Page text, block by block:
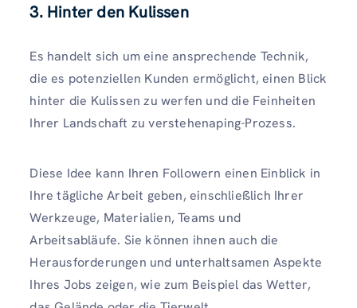
3. Hinter den Kulissen
Es handelt sich um eine ansprechende Technik,
die es potenziellen Kunden ermöglicht, einen Blick
hinter die Kulissen zu werfen und die Feinheiten
Ihrer Landschaft zu verstehenaping-Prozess.
Diese Idee kann Ihren Followern einen Einblick in
Ihre tägliche Arbeit geben, einschließlich Ihrer
Werkzeuge, Materialien, Teams und
Arbeitsabläufe. Sie können ihnen auch die
Herausforderungen und unterhaltsamen Aspekte
Ihres Jobs zeigen, wie zum Beispiel das Wetter,